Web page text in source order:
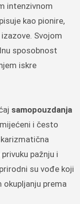
intenzivnom
kao pionire,
Svojom
sposobnost
iskre
samopouzdanja
i često
pažnju i
su vođe koji
okupljanju prema